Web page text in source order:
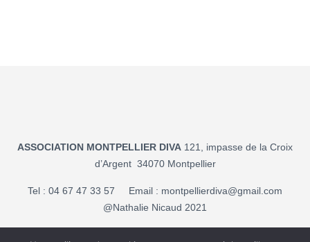
ASSOCIATION MONTPELLIER DIVA 121, impasse de la Croix
d’Argent 34070 Montpellier
Tel : 04 67 47 33 57 Email : montpellierdiva@gmail.com
@Nathalie Nicaud 2021